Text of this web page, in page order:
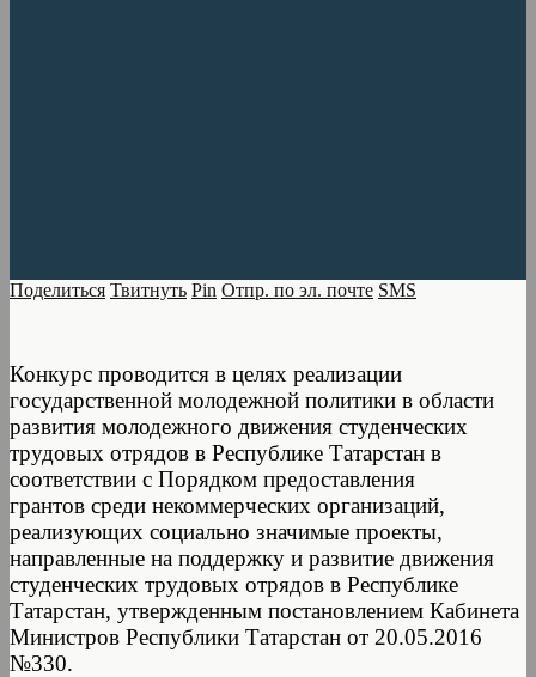
Поделиться Твитнуть Pin Отпр. по эл. почте SMS
Конкурс проводится в целях реализации
государственной молодежной политики в области
развития молодежного движения студенческих
трудовых отрядов в Республике Татарстан в
соответствии с Порядком предоставления
грантов среди некоммерческих организаций,
реализующих социально значимые проекты,
направленные на поддержку и развитие движения
студенческих трудовых отрядов в Республике
Татарстан, утвержденным постановлением Кабинета
Министров Республики Татарстан от 20.05.2016
№330.